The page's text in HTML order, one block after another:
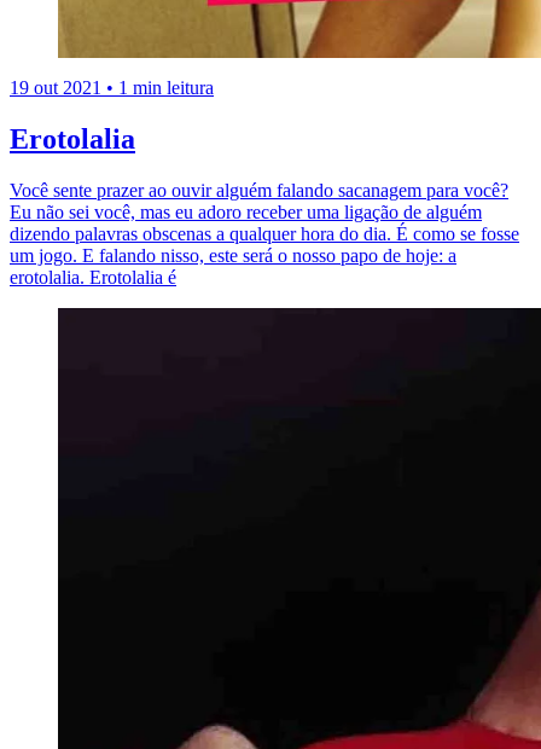
19 out 2021 • 1 min leitura
Erotolalia
Você sente prazer ao ouvir alguém falando sacanagem para você?
Eu não sei você, mas eu adoro receber uma ligação de alguém
dizendo palavras obscenas a qualquer hora do dia. É como se fosse
um jogo. E falando nisso, este será o nosso papo de hoje: a
erotolalia. Erotolalia é